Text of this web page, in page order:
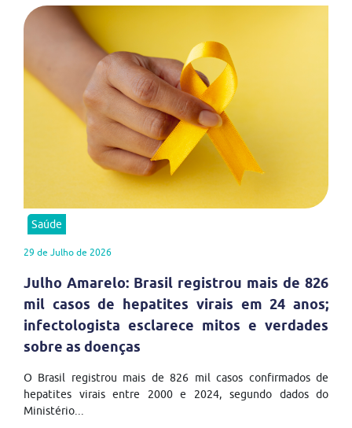
Saúde
29 de Julho de 2026
Julho Amarelo: Brasil registrou mais de 826
mil casos de hepatites virais em 24 anos;
infectologista esclarece mitos e verdades
sobre as doenças
O Brasil registrou mais de 826 mil casos confirmados de
hepatites virais entre 2000 e 2024, segundo dados do
Ministério...